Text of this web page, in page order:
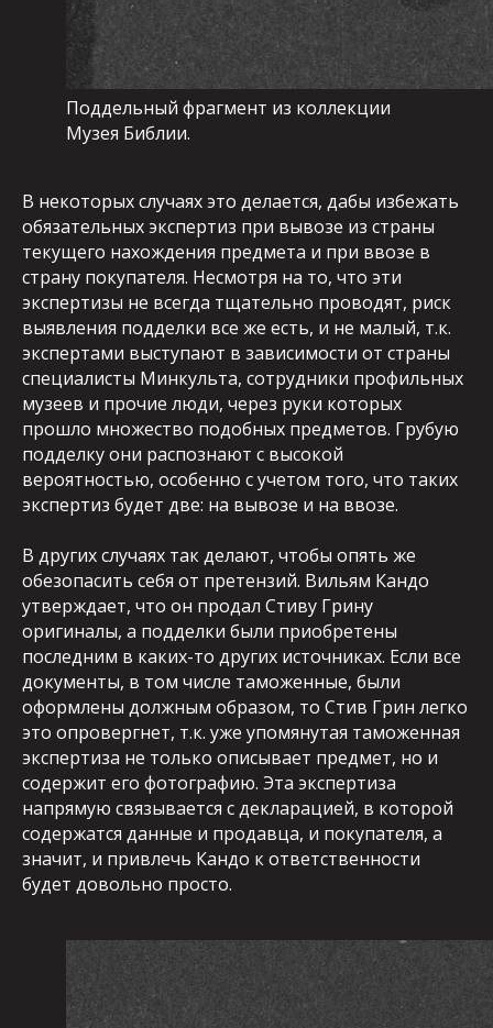
Поддельный фрагмент из коллекции
Музея Библии.
В некоторых случаях это делается, дабы избежать
обязательных экспертиз при вывозе из страны
текущего нахождения предмета и при ввозе в
страну покупателя. Несмотря на то, что эти
экспертизы не всегда тщательно проводят, риск
выявления подделки все же есть, и не малый, т.к.
экспертами выступают в зависимости от страны
специалисты Минкульта, сотрудники профильных
музеев и прочие люди, через руки которых
прошло множество подобных предметов. Грубую
подделку они распознают с высокой
вероятностью, особенно с учетом того, что таких
экспертиз будет две: на вывозе и на ввозе.
В других случаях так делают, чтобы опять же
обезопасить себя от претензий. Вильям Кандо
утверждает, что он продал Стиву Грину
оригиналы, а подделки были приобретены
последним в каких-то других источниках. Если все
документы, в том числе таможенные, были
оформлены должным образом, то Стив Грин легко
это опровергнет, т.к. уже упомянутая таможенная
экспертиза не только описывает предмет, но и
содержит его фотографию. Эта экспертиза
напрямую связывается с декларацией, в которой
содержатся данные и продавца, и покупателя, а
значит, и привлечь Кандо к ответственности
будет довольно просто.